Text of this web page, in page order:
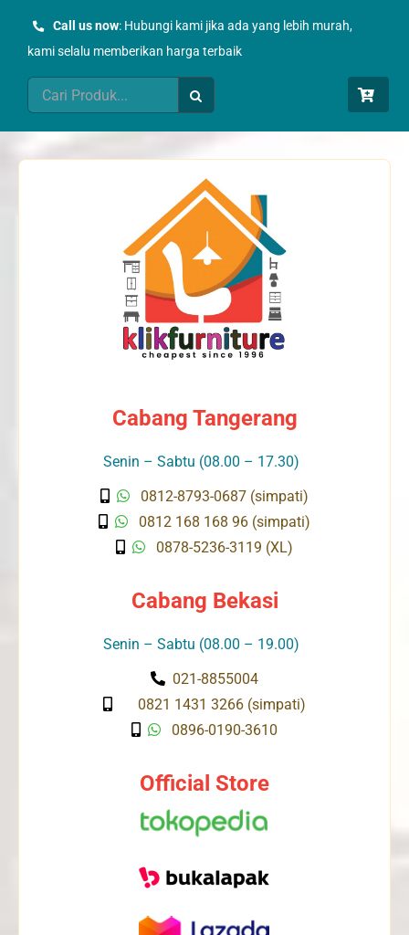
Call us now: Hubungi kami jika ada yang lebih murah,
kami selalu memberikan harga terbaik
Search
for:
Cabang Tangerang
Senin – Sabtu (08.00 – 17.30)
0812-8793-0687 (simpati)
0812 168 168 96 (simpati)
0878-5236-3119 (XL)
Cabang Bekasi
Senin – Sabtu (08.00 – 19.00)
021-8855004
0821 1431 3266 (simpati)
0896-0190-3610
Official Store